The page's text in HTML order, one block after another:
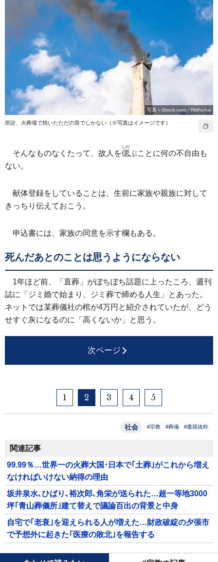
写真＝iStock.com／Ritthichai
所詮、火葬場で焼いたただの骨でしかない（※写真はイメージです）
そんなものなくたって、故人を偲
しの
ぶことに何の不自由も
ない。
献体登録をしていることは、生前に家族や親族に対して
きっちり伝えておこう。
申込書には、家族の同意を示す欄もある。
死んだあとのことは思うようにならない
1年ほど前、「直葬」がぼちぼち話題に上ったころ、週刊
誌に「ジミ婚で始まり、ジミ葬で締める人生」とあった。
ネットでは某葬儀社の棺が4万円と紹介されていたが、どう
せすぐ灰になるのに「高くないか」と思う。
次ページ
1 2 3 4 5
社会 #宗教 #葬儀 #書籍抜粋
関連記事
99.99％…世界一の火葬大国･日本で｢土葬｣がこれから増え
なければいけない納得の理由
坂井泉水､ひばり､裕次郎､角栄が送られた…超一等地3000
坪｢青山葬儀所｣建て替えで議論百出の背景と中身
自宅で｢老衰｣を迎えられる人が増えた…財政破綻の夕張市
で予想外に起きた｢医療の敗北｣を報告する